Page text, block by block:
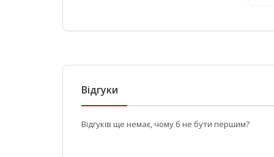
Відгуки
Відгуків ще немає, чому б не бути першим?